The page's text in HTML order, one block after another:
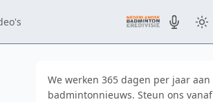
We werken 365 dagen per jaar aan
badmintonnieuws. Steun ons vanaf